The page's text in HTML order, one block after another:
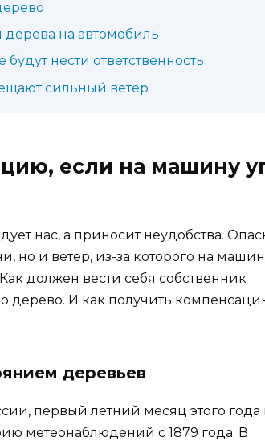
на автомобиль
нести ответственность
сильный ветер
если на машину
нас, а приносит неудобства.
но и ветер, из-за которого на
должен вести себя собственник
дерево. И как получить
деревьев
первый летний месяц этого года
метеонаблюдений с 1879 года. В